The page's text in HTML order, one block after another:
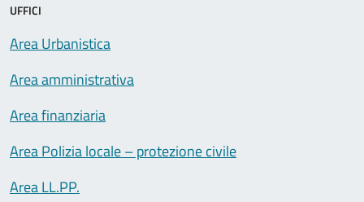
UFFICI
Area Urbanistica
Area amministrativa
Area finanziaria
Area Polizia locale – protezione civile
Area LL.PP.